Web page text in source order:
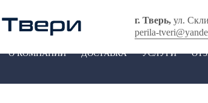
г. Тверь, ул.
perila-
О КОМПАНИИ ДОСТАВКА УСЛУГИ